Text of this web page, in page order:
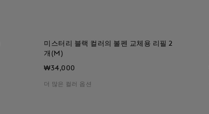
미스터리 블랙 컬러의 볼펜 교체용 리필 2
개(M)
₩34,000
더 많은 컬러 옵션